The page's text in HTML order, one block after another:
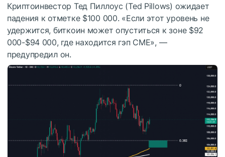
Криптоинвестор Тед Пиллоус (Ted Pillows) ожидает
падения к отметке $100 000. «Если этот уровень не
удержится, биткоин может опуститься к зоне $92
000-$94 000, где находится гэп CME», —
предупредил он.